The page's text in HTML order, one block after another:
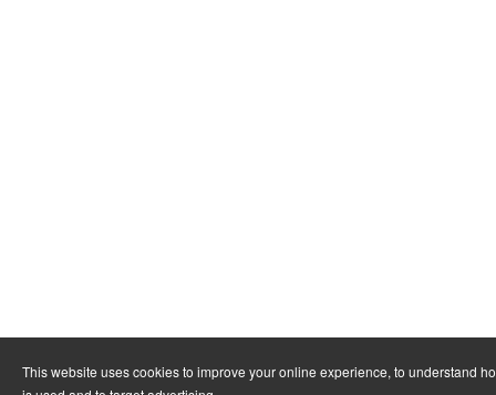
This website uses cookies to improve your online experience, to understand